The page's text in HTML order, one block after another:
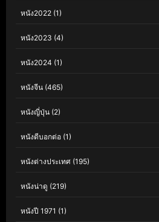
หนัง2022 (1)
หนัง2023 (4)
หนัง2024 (1)
หนังจีน (465)
หนังญี่ปุ่น (2)
หนังดีบอกต่อ (1)
หนังต่างประเทศ (195)
หนังน่าดู (219)
หนังปี 1971 (1)